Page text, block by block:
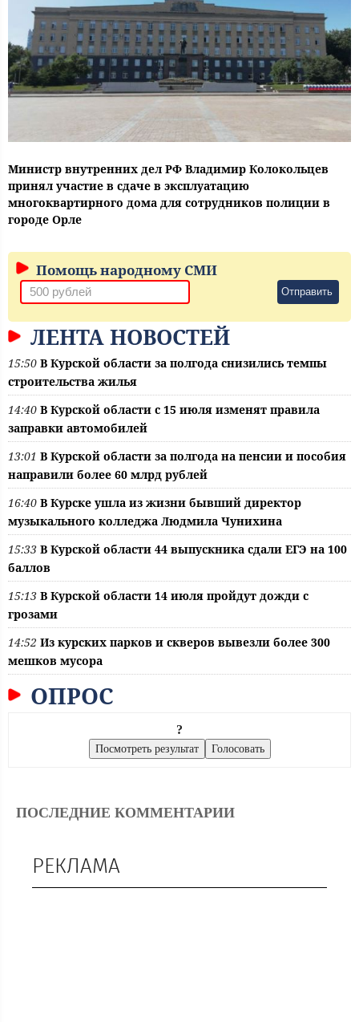
Министр внутренних дел РФ Владимир Колокольцев
принял участие в сдаче в эксплуатацию
многоквартирного дома для сотрудников полиции в
городе Орле
Помощь народному СМИ
Отправить
ЛЕНТА НОВОСТЕЙ
15:50 В Курской области за полгода снизились темпы
строительства жилья
14:40 В Курской области с 15 июля изменят правила
заправки автомобилей
13:01 В Курской области за полгода на пенсии и пособия
направили более 60 млрд рублей
16:40 В Курске ушла из жизни бывший директор
музыкального колледжа Людмила Чунихина
15:33 В Курской области 44 выпускника сдали ЕГЭ на 100
баллов
15:13 В Курской области 14 июля пройдут дожди с
грозами
14:52 Из курских парков и скверов вывезли более 300
мешков мусора
ОПРОС
?
ПОСЛЕДНИЕ КОММЕНТАРИИ
РЕКЛАМА